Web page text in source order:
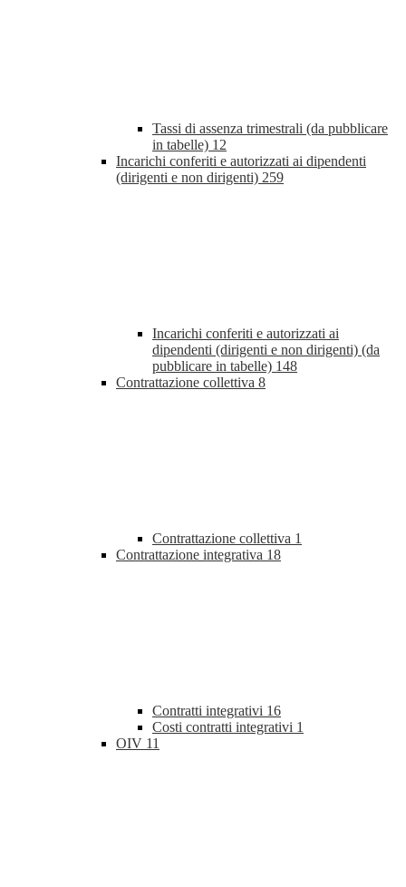
Tassi di assenza trimestrali (da pubblicare
in tabelle) 12
Incarichi conferiti e autorizzati ai dipendenti
(dirigenti e non dirigenti) 259
Incarichi conferiti e autorizzati ai
dipendenti (dirigenti e non dirigenti) (da
pubblicare in tabelle) 148
Contrattazione collettiva 8
Contrattazione collettiva 1
Contrattazione integrativa 18
Contratti integrativi 16
Costi contratti integrativi 1
OIV 11